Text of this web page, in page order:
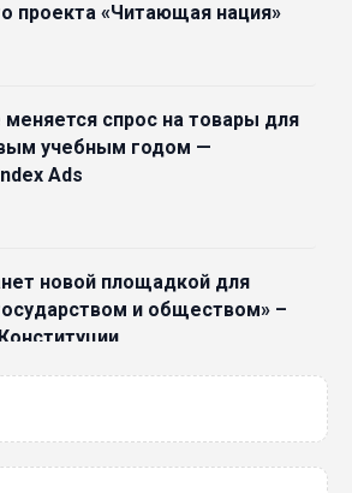
проекта «Читающая нация»
меняется спрос на товары для
учебным годом —
Ads
новой площадкой для
и обществом» –
новой Конституции –
к человеку –Жанара